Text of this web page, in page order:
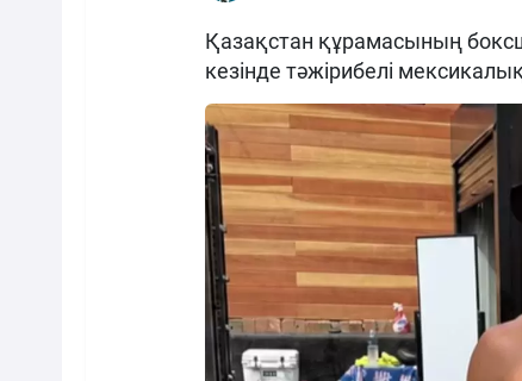
Қазақстан құрамасының
кезінде тәжірибелі